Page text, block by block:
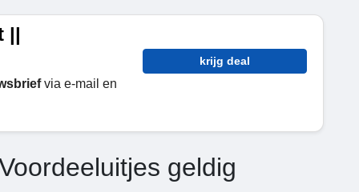
||
via e-mail en
krijg deal
geldig